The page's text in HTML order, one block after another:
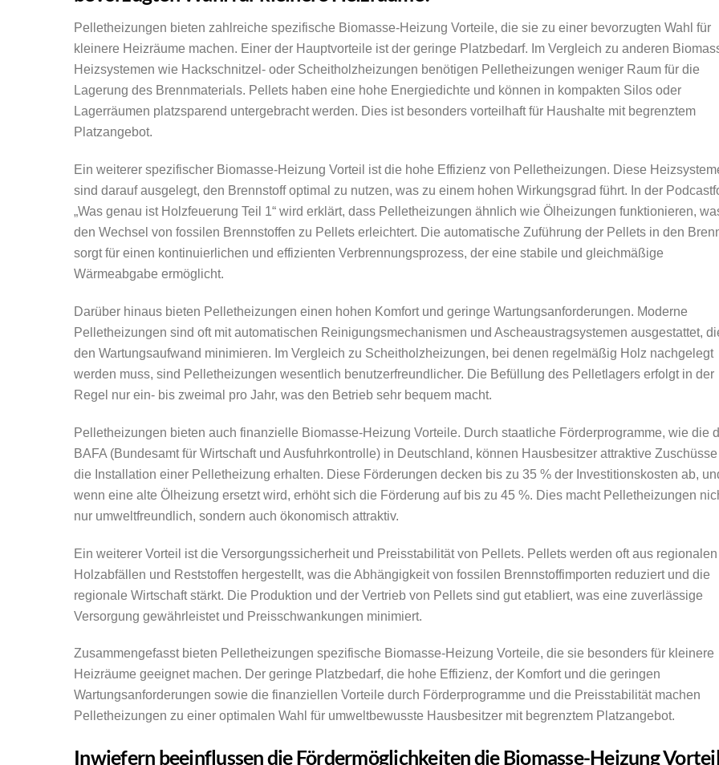
Pelletheizungen bieten zahlreiche spezifische Biomasse-Heizung Vorteile, die sie zu einer bevorzugten Wahl für
kleinere Heizräume machen. Einer der Hauptvorteile ist der geringe Platzbedarf. Im Vergleich zu anderen
Heizsystemen wie Hackschnitzel- oder Scheitholzheizungen benötigen Pelletheizungen weniger Raum für die
Lagerung des Brennmaterials. Pellets haben eine hohe Energiedichte und können in kompakten Silos oder
Lagerräumen platzsparend untergebracht werden. Dies ist besonders vorteilhaft für Haushalte mit begrenztem
Platzangebot.
Ein weiterer spezifischer Biomasse-Heizung Vorteil ist die hohe Effizienz von Pelletheizungen. Diese
sind darauf ausgelegt, den Brennstoff optimal zu nutzen, was zu einem hohen Wirkungsgrad führt. In der
„Was genau ist Holzfeuerung Teil 1“ wird erklärt, dass Pelletheizungen ähnlich wie Ölheizungen funktionieren,
den Wechsel von fossilen Brennstoffen zu Pellets erleichtert. Die automatische Zuführung der Pellets in den
sorgt für einen kontinuierlichen und effizienten Verbrennungsprozess, der eine stabile und gleichmäßige
Wärmeabgabe ermöglicht.
Darüber hinaus bieten Pelletheizungen einen hohen Komfort und geringe Wartungsanforderungen. Moderne
Pelletheizungen sind oft mit automatischen Reinigungsmechanismen und Ascheaustragsystemen ausgestattet,
den Wartungsaufwand minimieren. Im Vergleich zu Scheitholzheizungen, bei denen regelmäßig Holz nachgelegt
werden muss, sind Pelletheizungen wesentlich benutzerfreundlicher. Die Befüllung des Pelletlagers erfolgt in der
Regel nur ein- bis zweimal pro Jahr, was den Betrieb sehr bequem macht.
Pelletheizungen bieten auch finanzielle Biomasse-Heizung Vorteile. Durch staatliche Förderprogramme, wie die
BAFA (Bundesamt für Wirtschaft und Ausfuhrkontrolle) in Deutschland, können Hausbesitzer attraktive
die Installation einer Pelletheizung erhalten. Diese Förderungen decken bis zu 35 % der Investitionskosten ab,
wenn eine alte Ölheizung ersetzt wird, erhöht sich die Förderung auf bis zu 45 %. Dies macht Pelletheizungen
nur umweltfreundlich, sondern auch ökonomisch attraktiv.
Ein weiterer Vorteil ist die Versorgungssicherheit und Preisstabilität von Pellets. Pellets werden oft aus regionalen
Holzabfällen und Reststoffen hergestellt, was die Abhängigkeit von fossilen Brennstoffimporten reduziert und die
regionale Wirtschaft stärkt. Die Produktion und der Vertrieb von Pellets sind gut etabliert, was eine zuverlässige
Versorgung gewährleistet und Preisschwankungen minimiert.
Zusammengefasst bieten Pelletheizungen spezifische Biomasse-Heizung Vorteile, die sie besonders für kleinere
Heizräume geeignet machen. Der geringe Platzbedarf, die hohe Effizienz, der Komfort und die geringen
Wartungsanforderungen sowie die finanziellen Vorteile durch Förderprogramme und die Preisstabilität machen
Pelletheizungen zu einer optimalen Wahl für umweltbewusste Hausbesitzer mit begrenztem Platzangebot.
Inwiefern beeinflussen die Fördermöglichkeiten die Biomasse-Heizung